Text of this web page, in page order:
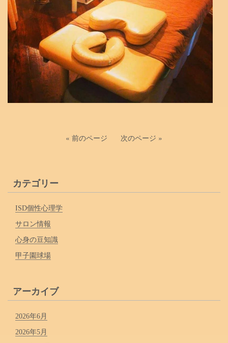
« 前のページ 次のページ »
カテゴリー
ISD個性心理学
サロン情報
心身の豆知識
甲子園球場
アーカイブ
2026年6月
2026年5月